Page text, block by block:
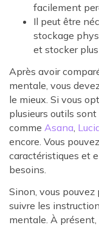
facilement
Il peut être
stockage
et stocker
Après avoir
mentale, vous
le mieux. Si vous
plusieurs outils sont
comme Asana
encore. Vous
caractéristiques et
besoins.
Sinon, vous
suivre les
mentale. À